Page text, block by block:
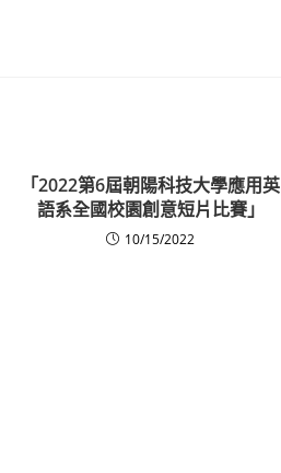
「2022第6屆朝陽科技大學應用英
語系全國校園創意短片比賽」
10/15/2022